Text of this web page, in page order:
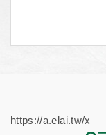
https://a.elai.tw/x